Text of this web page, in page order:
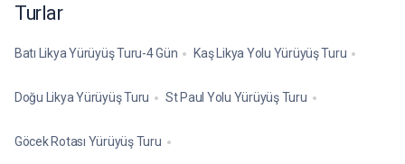
Turlar
Batı Likya Yürüyüş Turu-4 Gün Kaş Likya Yolu Yürüyüş Turu
Doğu Likya Yürüyüş Turu St Paul Yolu Yürüyüş Turu
Göcek Rotası Yürüyüş Turu